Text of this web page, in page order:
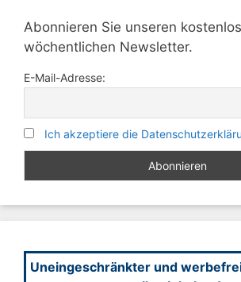
Abonnieren Sie unseren
wöchentlichen Newsletter.
E-Mail-Adresse:
Ich akzeptiere die
Uneingeschränkter und